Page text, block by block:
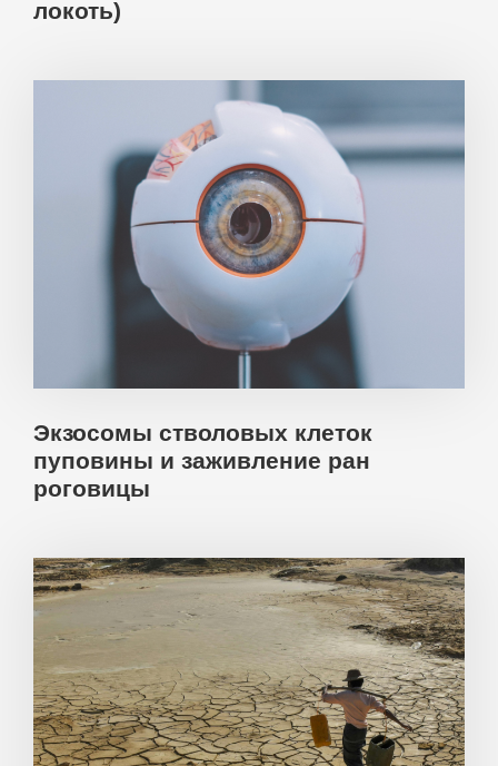
локоть)
Экзосомы стволовых клеток
пуповины и заживление ран
роговицы